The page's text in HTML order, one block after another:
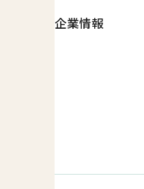
企業情報